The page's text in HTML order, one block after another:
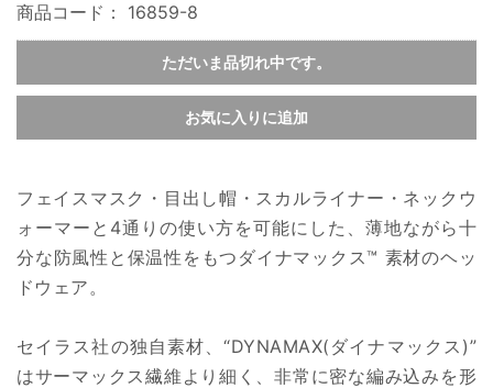
商品コード： 16859-8
ただいま品切れ中です。
お気に入りに追加
フェイスマスク・目出し帽・スカルライナー・ネックウ
ォーマーと4通りの使い方を可能にした、薄地ながら十
分な防風性と保温性をもつダイナマックス™ 素材のヘッ
ドウェア。
セイラス社の独自素材、“DYNAMAX(ダイナマックス)”
はサーマックス繊維より細く、非常に密な編み込みを形